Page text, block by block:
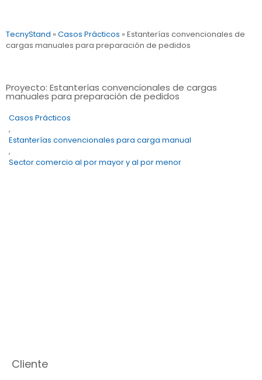
TecnyStand » Casos Prácticos » Estanterías convencionales de
cargas manuales para preparación de pedidos
Proyecto: Estanterías convencionales de cargas
manuales para preparación de pedidos
Casos Prácticos
,
Estanterías convencionales para carga manual
,
Sector comercio al por mayor y al por menor
Cliente